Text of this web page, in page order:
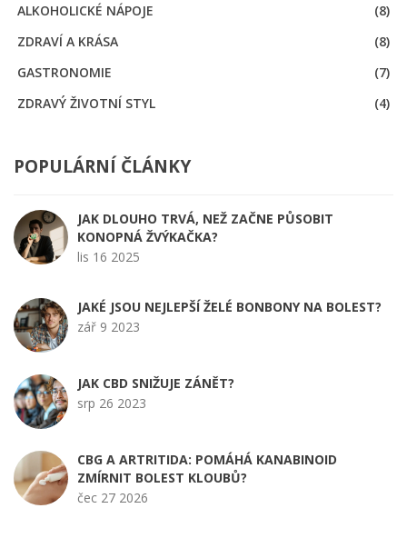
ALKOHOLICKÉ NÁPOJE
(8)
ZDRAVÍ A KRÁSA
(8)
GASTRONOMIE
(7)
ZDRAVÝ ŽIVOTNÍ STYL
(4)
POPULÁRNÍ ČLÁNKY
JAK DLOUHO TRVÁ, NEŽ ZAČNE PŮSOBIT
KONOPNÁ ŽVÝKAČKA?
lis 16 2025
JAKÉ JSOU NEJLEPŠÍ ŽELÉ BONBONY NA BOLEST?
zář 9 2023
JAK CBD SNIŽUJE ZÁNĚT?
srp 26 2023
CBG A ARTRITIDA: POMÁHÁ KANABINOID
ZMÍRNIT BOLEST KLOUBŮ?
čec 27 2026